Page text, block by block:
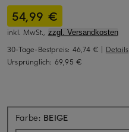
54,99 €
inkl. MwSt., zzgl. Versandkosten
30-Tage-Bestpreis: 46,74 € | Details
Ursprünglich: 69,95 €
Farbe: BEIGE